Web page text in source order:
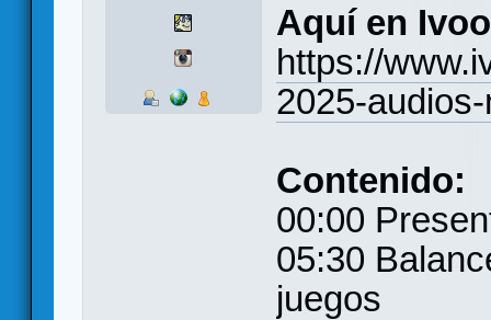
Aquí en
https://
2025-
Contenido:
00:00
05:30
juegos